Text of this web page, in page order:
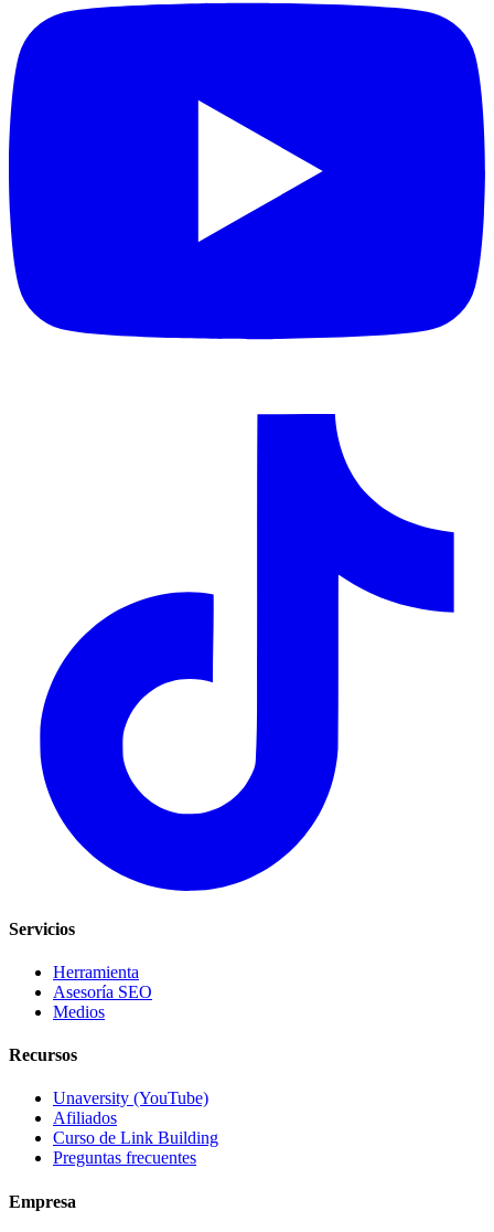
Servicios
Herramienta
Asesoría SEO
Medios
Recursos
Unaversity (YouTube)
Afiliados
Curso de Link Building
Preguntas frecuentes
Empresa